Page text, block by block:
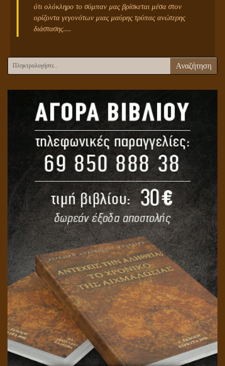
ότι ολόκληρο το σύμπαν μας βρίσκεται μέσα στον
ορίζοντα γεγονότων μιας μαύρης τρύπας ανώτερης
διάστασης....
Αναζήτηση